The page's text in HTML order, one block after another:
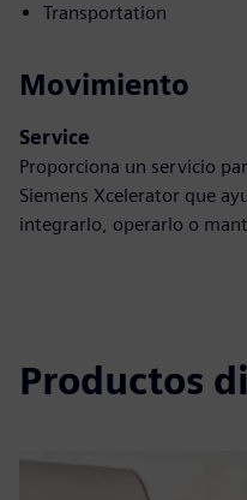
Transportation
Movimiento
Service
Proporciona un servicio
Siemens Xcelerator que
integrarlo, operarlo o
Productos